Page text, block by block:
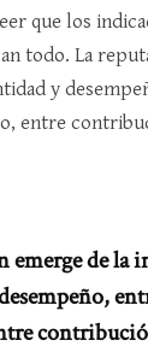
que los
todo. La
y
entre
emerge de la